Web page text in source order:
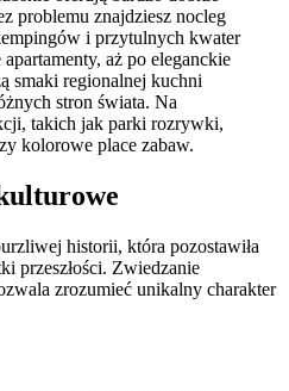
problemu znajdziesz nocleg
i przytulnych kwater
aż po eleganckie
smaki regionalnej kuchni
stron świata. Na
takich jak parki rozrywki,
kolorowe place zabaw.
historii, która pozostawiła
przeszłości. Zwiedzanie
zrozumieć unikalny charakter